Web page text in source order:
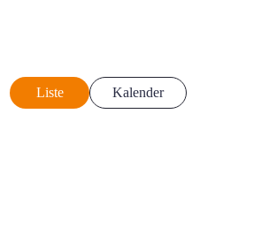
Liste Kalender